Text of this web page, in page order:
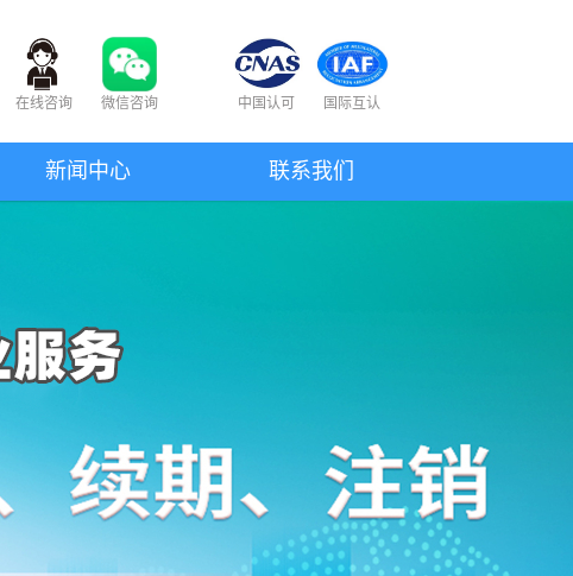
在线咨询 微信咨询 中国认可 国际互认
新闻中心 联系我们